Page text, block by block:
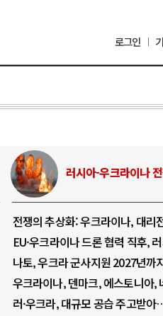
로그인
러시아-우크라이나 전쟁
전쟁의 추상화: 우크라이나, 대리전
EU·우크라이나 드론 협력 직후, 러
나토, 우크라 군사지원 2027년까지
우크라이나, 덴마크, 에스토니아,
러·우크라, 대규모 공습 주고받아…